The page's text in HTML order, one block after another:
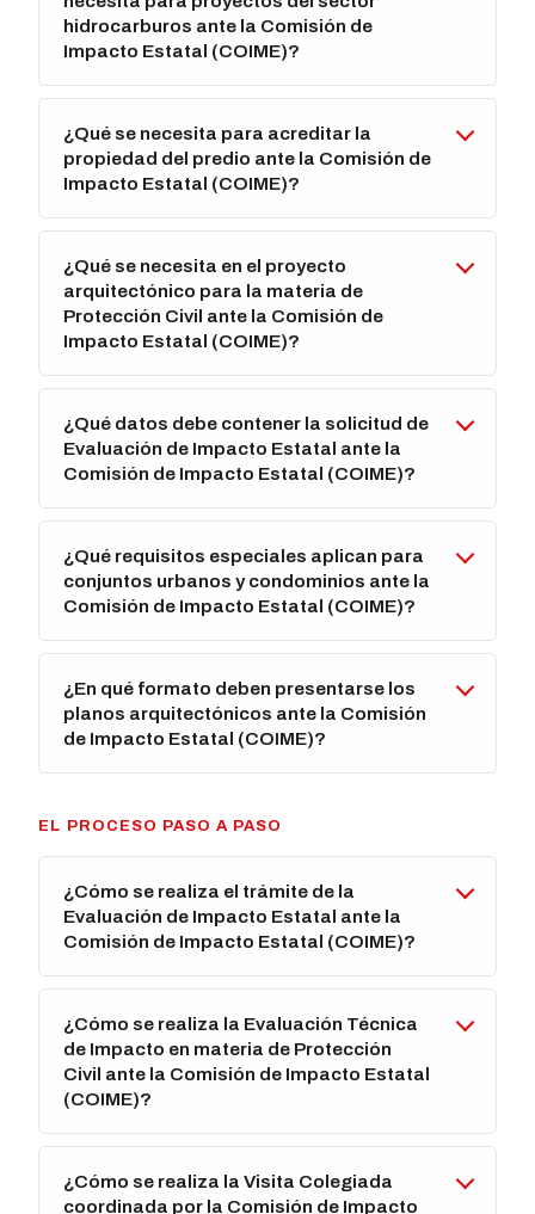
hidrocarburos ante la Comisión de
Impacto Estatal (COIME)?
¿Qué se necesita para acreditar la
propiedad del predio ante la Comisión de
Impacto Estatal (COIME)?
¿Qué se necesita en el proyecto
arquitectónico para la materia de
Protección Civil ante la Comisión de
Impacto Estatal (COIME)?
¿Qué datos debe contener la solicitud de
Evaluación de Impacto Estatal ante la
Comisión de Impacto Estatal (COIME)?
¿Qué requisitos especiales aplican para
conjuntos urbanos y condominios ante la
Comisión de Impacto Estatal (COIME)?
¿En qué formato deben presentarse los
planos arquitectónicos ante la Comisión
de Impacto Estatal (COIME)?
EL PROCESO PASO A PASO
¿Cómo se realiza el trámite de la
Evaluación de Impacto Estatal ante la
Comisión de Impacto Estatal (COIME)?
¿Cómo se realiza la Evaluación Técnica
de Impacto en materia de Protección
Civil ante la Comisión de Impacto Estatal
(COIME)?
¿Cómo se realiza la Visita Colegiada
coordinada por la Comisión de Impacto